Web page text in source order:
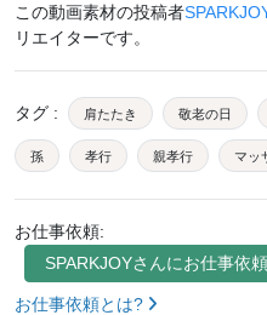
この動画素材の投稿者
リエイターです。
タグ : 肩たたき 敬老の日
孫 孝行 親孝行 マッ
敬老 老人 お年寄り
敬老会
白寿 プレゼント 労い
お仕事依頼:
SPARKJOYさんにお仕事依
お仕事依頼とは?